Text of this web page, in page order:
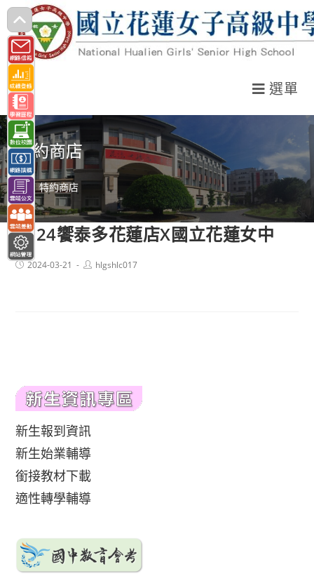
跳
轉
至
主
要
內
容
選單
特約商店
> 特約商店
2024饗泰多花蓮店X國立花蓮女中
Post2024-03-21
Posthlgshlc017
新生報到資訊
新生始業輔導
銜接教材下載
適性轉學輔導